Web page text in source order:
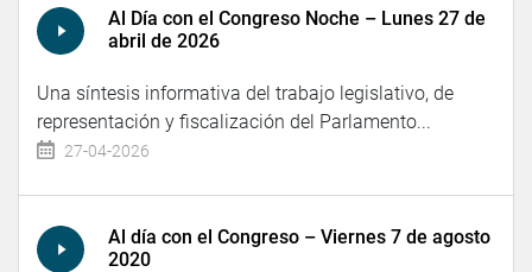
Al Día con el Congreso Noche – Lunes 27 de
abril de 2026
Una síntesis informativa del trabajo legislativo, de
representación y fiscalización del Parlamento...
27-04-2026
Al día con el Congreso – Viernes 7 de agosto
2020